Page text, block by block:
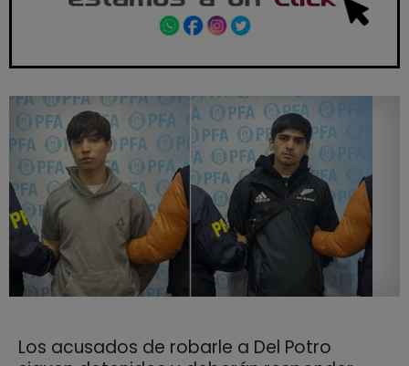
Los acusados de robarle a Del Potro